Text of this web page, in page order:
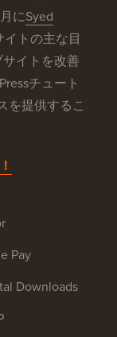
リソース
トの主な目
提供するこ